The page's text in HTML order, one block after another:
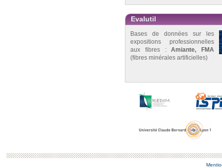
Evalutil
Bases de données sur les
expositions professionnelles
aux fibres :Amiante, FMA
(fibres minérales artificielles)